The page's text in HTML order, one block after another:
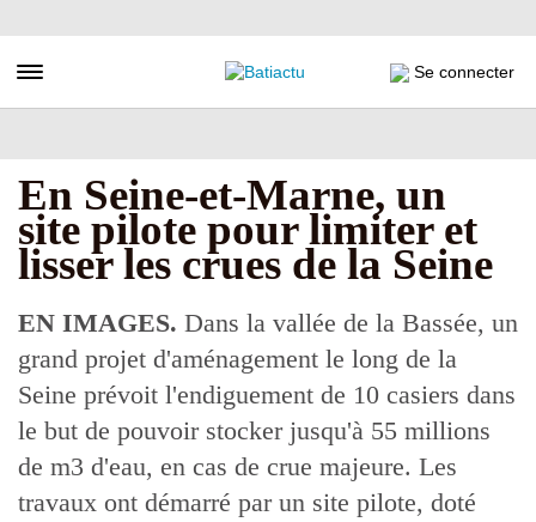
au
principal
Toggle navigation Se connecter
En Seine-et-Marne, un
site pilote pour limiter et
lisser les crues de la Seine
EN IMAGES. Dans la vallée de la Bassée, un
grand projet d'aménagement le long de la
Seine prévoit l'endiguement de 10 casiers dans
le but de pouvoir stocker jusqu'à 55 millions
de m3 d'eau, en cas de crue majeure. Les
travaux ont démarré par un site pilote, doté